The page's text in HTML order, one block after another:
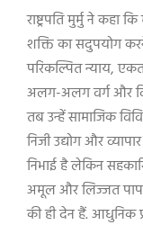
राष्ट्रपति मुर्मु ने कहा
शक्ति का सदुपयोग
परिकल्पित न्याय,
अलग-अलग वर्ग और
तब उन्हें सामाजिक
निजी उद्योग और
निभाई है लेकिन
अमूल और लिज्जत
की ही देन हैं. आधुनिक